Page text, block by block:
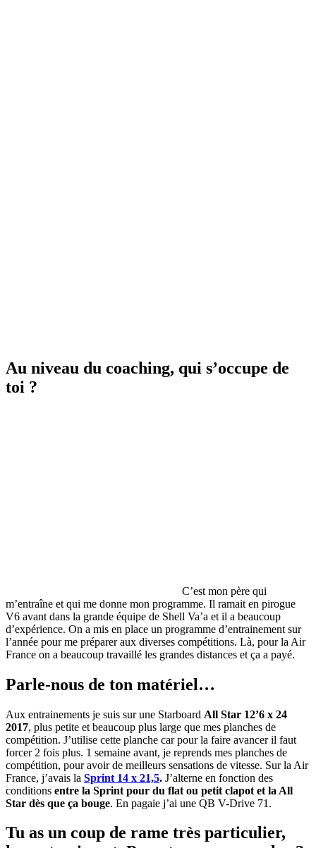
Au niveau du coaching, qui s’occupe de
toi ?
C’est mon père qui
m’entraîne et qui me donne mon programme. Il ramait en pirogue
V6 avant dans la grande équipe de Shell Va’a et il a beaucoup
d’expérience. On a mis en place un programme d’entrainement sur
l’année pour me préparer aux diverses compétitions. Là, pour la Air
France on a beaucoup travaillé les grandes distances et ça a payé.
Parle-nous de ton matériel…
Aux entrainements je suis sur une Starboard All Star 12’6 x 24
2017, plus petite et beaucoup plus large que mes planches de
compétition. J’utilise cette planche car pour la faire avancer il faut
forcer 2 fois plus. 1 semaine avant, je reprends mes planches de
compétition, pour avoir de meilleurs sensations de vitesse. Sur la Air
France, j’avais la Sprint 14 x 21,5. J’alterne en fonction des
conditions entre la Sprint pour du flat ou petit clapot et la All
Star dès que ça bouge. En pagaie j’ai une QB V-Drive 71.
Tu as un coup de rame très particulier,